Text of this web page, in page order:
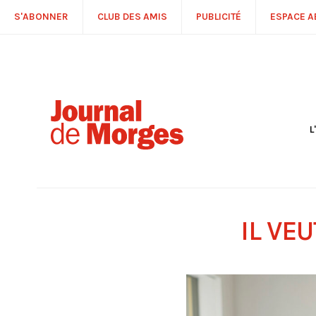
S'ABONNER CLUB DES AMIS PUBLICITÉ ESPACE
IL